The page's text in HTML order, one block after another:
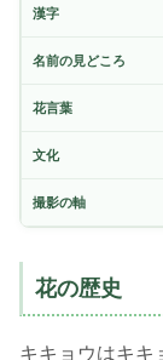
漢字
名前の見どころ
花言葉
文化
撮影の軸
花の歴史
キキョウはキキ